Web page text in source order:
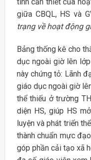
tính cần thiết của
giữa CBQL, HS và
trạng về hoạt động
Bảng thống kê cho
dục ngoài giờ lên
này chứng tỏ: Lãnh
giáo dục ngoài giờ
thể thiếu ở trường
diện HS, giúp HS
luyện và phát triển
thành chuẩn mực
góp phần cải tạo xã